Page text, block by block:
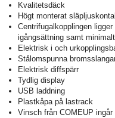
Kvalitetsdäck
Högt monterat
Centrifugalkopplingen
igångsättning samt
Elektrisk i och
Stålomspunna
Elektrisk diffspärr
Tydlig display
USB laddning
Plastkåpa på lastrack
Vinsch från COMEUP ingår